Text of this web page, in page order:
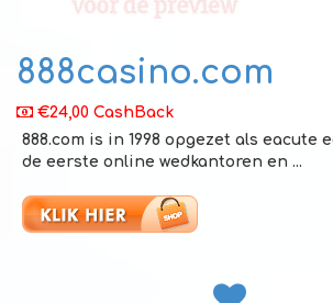
888casino.com
€24,00 CashBack
888.com is in 1998 opgezet als eacute
de eerste online wedkantoren en ...